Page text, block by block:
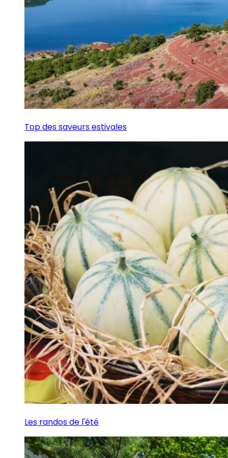
Top des saveurs estivales
Les randos de l'été